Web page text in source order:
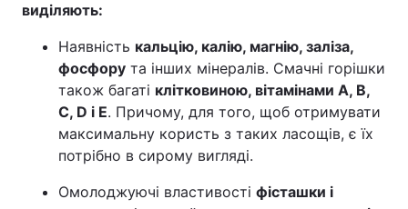
виділяють:
Наявність кальцію, калію, магнію, заліза,
фосфору та інших мінералів. Смачні горішки
також багаті клітковиною, вітамінами A, B,
C, D і E. Причому, для того, щоб отримувати
максимальну користь з таких ласощів, є їх
потрібно в сирому вигляді.
Омолоджуючі властивості фісташки і